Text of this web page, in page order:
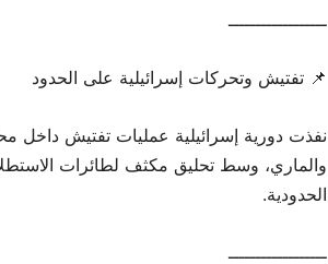
ــــــــــــــــــ
📌 تفتيش وتحركات إسرائيلية على الحدود
نفذت دورية إسرائيلية عمليات تفتيش داخل
والماري، وسط تحليق مكثف لطائرات
الحدودية.
ــــــــــــــــــ